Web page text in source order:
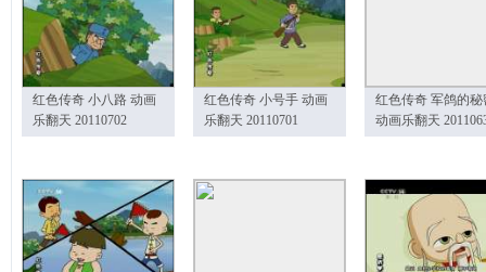
红色传奇 小八路 动画
乐翻天 20110702
红色传奇 小号手 动画
乐翻天 20110701
红色传奇 军鸽的秘
动画乐翻天